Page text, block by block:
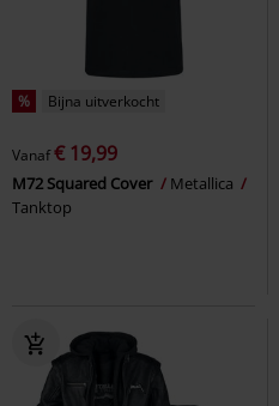
% Bijna uitverkocht
Vanaf€ 19,99
M72 Squared Cover
Metallica
Tanktop